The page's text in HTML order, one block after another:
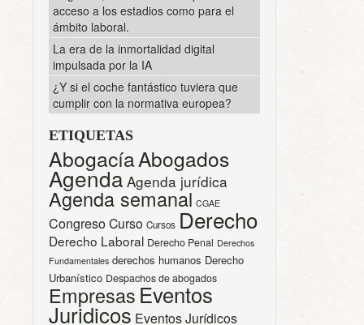
acceso a los estadios como para el
ámbito laboral.
La era de la inmortalidad digital
impulsada por la IA
¿Y si el coche fantástico tuviera que
cumplir con la normativa europea?
ETIQUETAS
AbogacíaAbogados
Agenda Agenda jurídica
Agenda semanal CGAE
CongresoCurso Cursos Derecho
Derecho Laboral Derecho Penal Derechos
Fundamentales derechos humanos Derecho
Urbanístico Despachos de abogados
Empresas Eventos
Juridicos Eventos Jurídicos